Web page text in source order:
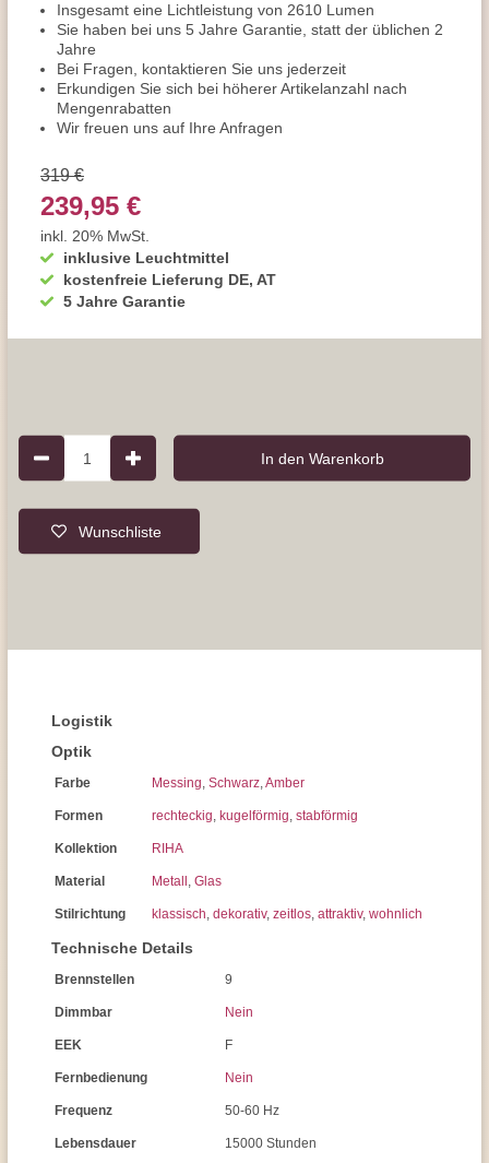
Insgesamt eine Lichtleistung von 2610 Lumen
Sie haben bei uns 5 Jahre Garantie, statt der üblichen 2
Jahre
Bei Fragen, kontaktieren Sie uns jederzeit
Erkundigen Sie sich bei höherer Artikelanzahl nach
Mengenrabatten
Wir freuen uns auf Ihre Anfragen
inklusive Leuchtmittel
kostenfreie Lieferung DE, AT
5 Jahre Garantie
319 €
239,95 €
inkl. 20% MwSt.
1 In den Warenkorb
Wunschliste
Logistik
Optik
Farbe Messing, Schwarz,Amber
Formen rechteckig, kugelförmig, stabförmig
Kollektion RIHA
Material Metall , Glas
Stilrichtung klassisch, dekorativ, zeitlos, attraktiv, wohnlich
Technische Details
Brennstellen 9
Dimmbar Nein
EEK F
Fernbedienung Nein
Frequenz 50-60 Hz
Lebensdauer 15000 Stunden